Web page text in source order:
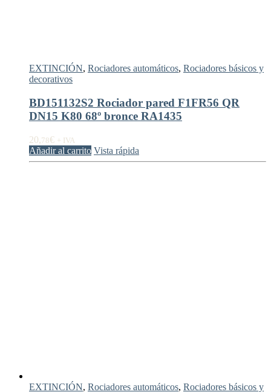
EXTINCIÓN, Rociadores automáticos, Rociadores básicos y
decorativos
BD151132S2 Rociador pared F1FR56 QR
DN15 K80 68º bronce RA1435
20,78€ + IVA
Añadir al carrito Vista rápida
EXTINCIÓN, Rociadores automáticos, Rociadores básicos y